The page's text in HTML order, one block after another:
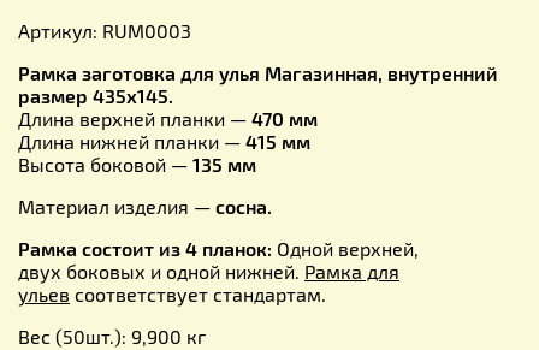
Артикул: RUM0003
Рамка заготовка для улья Магазинная, внутренний
размер 435х145.
Длина верхней планки — 470 мм
Длина нижней планки — 415 мм
Высота боковой — 135 мм
Материал изделия — сосна.
Рамка состоит из 4 планок: Одной верхней,
двух боковых и одной нижней. Рамка для
ульев соответствует стандартам.
Вес (50шт.): 9,900 кг